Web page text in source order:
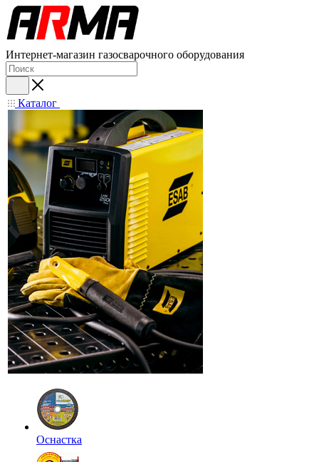
Интернет-магазин газосварочного оборудования
Каталог
Оснастка